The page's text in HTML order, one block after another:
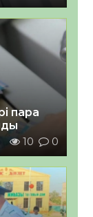
пара
10 0